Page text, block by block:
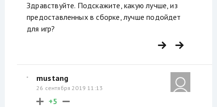
Здравствуйте. Подскажите, какую лучше, из
предоставленных в сборке, лучше подойдет
для игр?
mustang
26 сентября 2019 11:13
+5